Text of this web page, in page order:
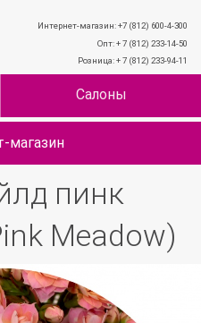
Интернет-магазин: +7 (812) 600-4-300
Опт: + 7 (812) 233-14-50
Розница: + 7 (812) 233-94-11
Салоны
магазин
пинк
Meadow)